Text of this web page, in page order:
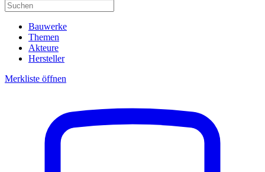
Bauwerke
Themen
Akteure
Hersteller
Merkliste öffnen